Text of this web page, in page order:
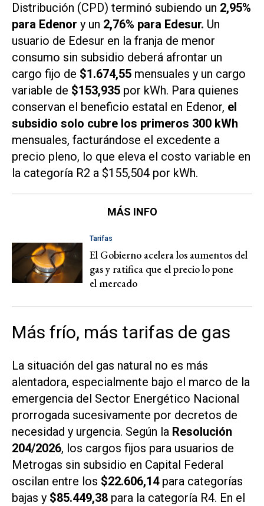
Distribución (CPD) terminó subiendo un 2,95%
para Edenor y un 2,76% para Edesur. Un
usuario de Edesur en la franja de menor
consumo sin subsidio deberá afrontar un
cargo fijo de $1.674,55 mensuales y un cargo
variable de $153,935 por kWh. Para quienes
conservan el beneficio estatal en Edenor, el
subsidio solo cubre los primeros 300 kWh
mensuales, facturándose el excedente a
precio pleno, lo que eleva el costo variable en
la categoría R2 a $155,504 por kWh.
MÁS INFO
Tarifas
El Gobierno acelera los aumentos del
gas y ratifica que el precio lo pone
el mercado
Más frío, más tarifas de gas
La situación del gas natural no es más
alentadora, especialmente bajo el marco de la
emergencia del Sector Energético Nacional
prorrogada sucesivamente por decretos de
necesidad y urgencia. Según la Resolución
204/2026, los cargos fijos para usuarios de
Metrogas sin subsidio en Capital Federal
oscilan entre los $22.606,14para categorías
bajas y $85.449,38 para la categoría R4. En el